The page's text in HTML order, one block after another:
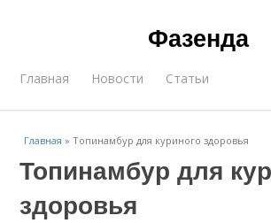
Фазенда
Главная Новости Статьи
Главная »Топинамбур для куриного здоровья
Топинамбур для
здоровья